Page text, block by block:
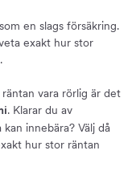
en slags försäkring.
exakt hur stor
vara rörlig är det
. Klarar du av
innebära? Välj då
hur stor räntan